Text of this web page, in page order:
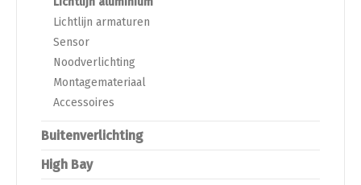
Lichtlijn armaturen
Sensor
Noodverlichting
Montagemateriaal
Accessoires
Buitenverlichting
High Bay